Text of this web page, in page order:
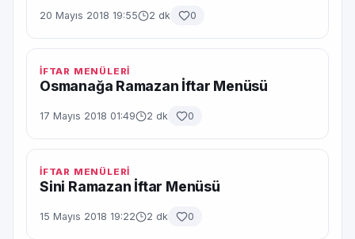
20 Mayıs 2018 19:55 2 dk 0
İFTAR MENÜLERİ
Osmanağa Ramazan İftar Menüsü
17 Mayıs 2018 01:49 2 dk 0
İFTAR MENÜLERİ
Sini Ramazan İftar Menüsü
15 Mayıs 2018 19:22 2 dk 0